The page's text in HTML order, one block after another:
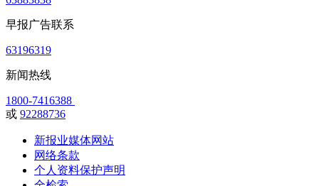
早报广告联系
63196319
新闻热线
1800-7416388
或 92288736
新报业媒体网站
网络条款
个人资料保护声明